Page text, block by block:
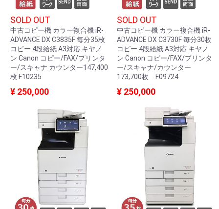
SOLD OUT
中古コピー機 カラー複合機 iR-
ADVANCE DX C3835F 毎分35枚
コピー 4段給紙 A3対応 キヤノ
ン Canon コピー/FAX/プリンタ
ー/スキャナ カウンター147,400
枚 F10235
¥ 250,000
SOLD OUT
中古コピー機 カラー複合機 iR-
ADVANCE DX C3730F 毎分30枚
コピー 4段給紙 A3対応 キヤノ
ン Canon コピー/FAX/プリンタ
ー/スキャナ/カウンター
173,700枚 F09724
¥ 250,000